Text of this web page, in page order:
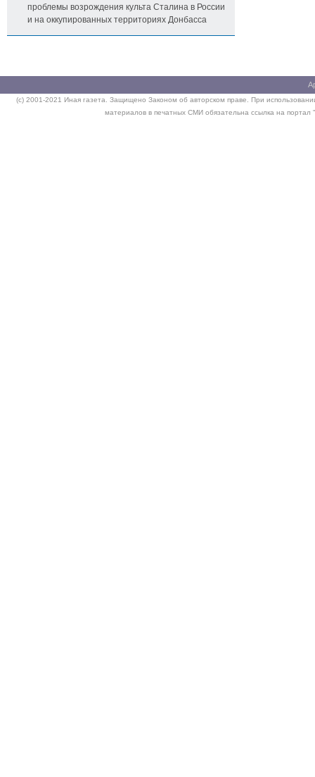
проблемы возрождения культа Сталина в России
и на оккупированных территориях Донбасса
(c) 2001-2021 Иная газета. Защищено Законом об авторском праве. При
материалов в печатных СМИ обязательна ссылка на